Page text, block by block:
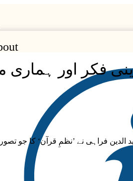
فکر اور
الدین فراہی نے ’نظمِ قرآن‘ کا جو